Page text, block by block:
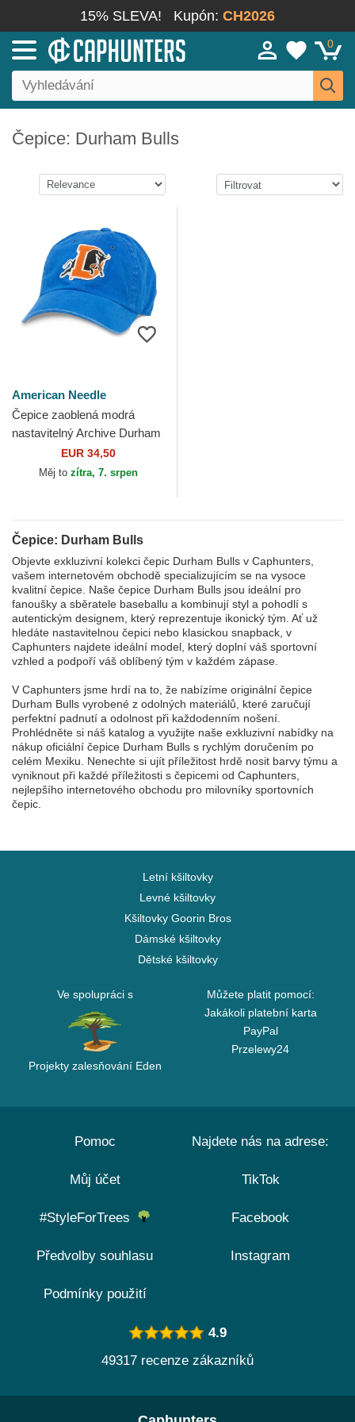
15% SLEVA! Kupón: CH2026
0
Čepice: Durham Bulls
American Needle
Čepice zaoblená modrá
nastavitelný Archive Durham
Bulls MiLB American Needle
EUR 34,50
Měj to zítra, 7. srpen
Čepice: Durham Bulls
Objevte exkluzivní kolekci čepic Durham Bulls v Caphunters,
vašem internetovém obchodě specializujícím se na vysoce
kvalitní čepice. Naše čepice Durham Bulls jsou ideální pro
fanoušky a sběratele baseballu a kombinují styl a pohodlí s
autentickým designem, který reprezentuje ikonický tým. Ať už
hledáte nastavitelnou čepici nebo klasickou snapback, v
Caphunters najdete ideální model, který doplní váš sportovní
vzhled a podpoří váš oblíbený tým v každém zápase.
V Caphunters jsme hrdí na to, že nabízíme originální čepice
Durham Bulls vyrobené z odolných materiálů, které zaručují
perfektní padnutí a odolnost při každodenním nošení.
Prohlédněte si náš katalog a využijte naše exkluzivní nabídky na
nákup oficiální čepice Durham Bulls s rychlým doručením po
celém Mexiku. Nenechte si ujít příležitost hrdě nosit barvy týmu a
vyniknout při každé příležitosti s čepicemi od Caphunters,
nejlepšího internetového obchodu pro milovníky sportovních
čepic.
Letní kšiltovky
Levné kšiltovky
Kšiltovky Goorin Bros
Dámské kšiltovky
Dětské kšiltovky
Ve spolupráci s
Projekty zalesňování Eden
Můžete platit pomocí:
Jakákoli platební karta
PayPal
Przelewy24
Pomoc
Můj účet
#StyleForTrees
Předvolby souhlasu
Podmínky použití
Najdete nás na adrese:
TikTok
Facebook
Instagram
4.9
49317 recenze zákazníků